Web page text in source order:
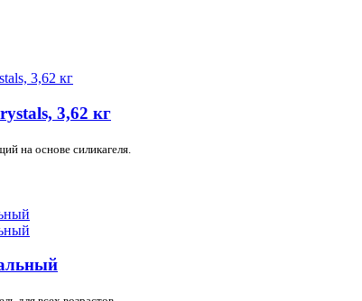
3,62 кг
на основе силикагеля.